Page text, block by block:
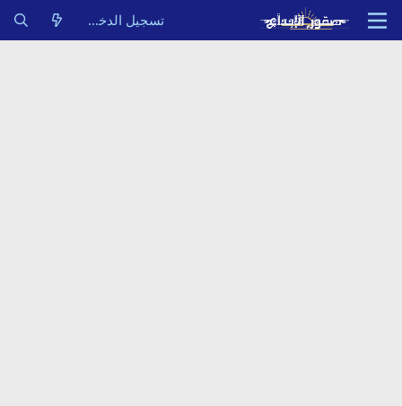
تسجيل الدخول